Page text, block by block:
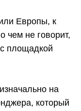
Европы, к
чем не говорит,
с площадкой
на
который